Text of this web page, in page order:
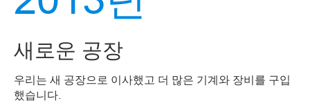
새로운 공장
우리는 새 공장으로 이사했고 더 많은 기계와 장비를 구입
했습니다.